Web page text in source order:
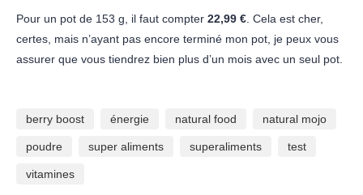
Pour un pot de 153 g, il faut compter 22,99 € . Cela est cher,
certes, mais n’ayant pas encore terminé mon pot, je peux vous
assurer que vous tiendrez bien plus d’un mois avec un seul pot.
berry boost énergie natural food natural mojo
poudre super aliments superaliments test
vitamines